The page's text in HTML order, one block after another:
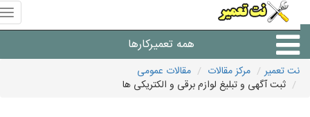
همه تعمیرکارها
شرکت های تعمیرات لوازم
نت تعمیر مرکز مقالات
مقالات عمومی
ثبت آگهی و تبلیغ لوازم برقی و الکتریکی ها